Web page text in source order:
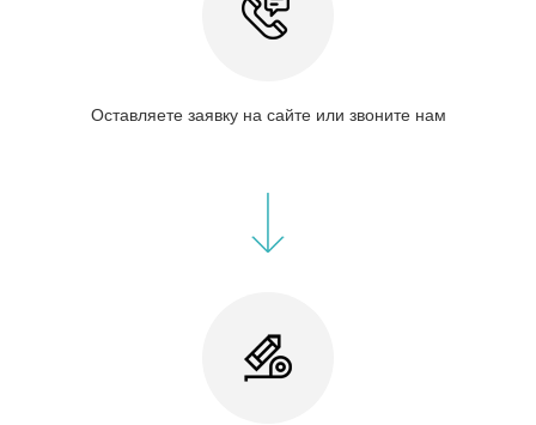
Оставляете заявку на сайте или звоните нам